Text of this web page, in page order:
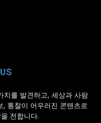
치를 발견하고, 세상과 사람
, 통찰이 어우러진 콘텐츠로
전합니다.